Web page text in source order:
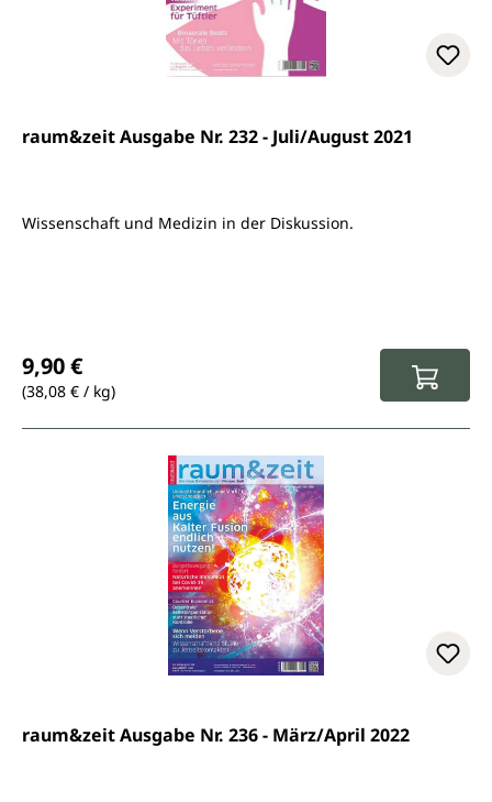
raum&zeit Ausgabe Nr. 232 - Juli/August 2021
Wissenschaft und Medizin in der Diskussion.
9,90 €
(38,08 € / kg)
raum&zeit Ausgabe Nr. 236 - März/April 2022